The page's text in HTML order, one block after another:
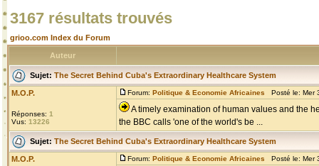
3167 résultats trouvés
grioo.com Index du Forum
Auteur
Sujet: The Secret Behind Cuba's Extraordinary Healthcare System
M.O.P.
Réponses: 1
Vus: 13226
Forum: Politique & Economie Africaines Posté le: Mer
A timely examination of human values and the
the BBC calls 'one of the world's be ...
Sujet: The Secret Behind Cuba's Extraordinary Healthcare System
M.O.P. Forum: Politique & Economie Africaines Posté le: Mer